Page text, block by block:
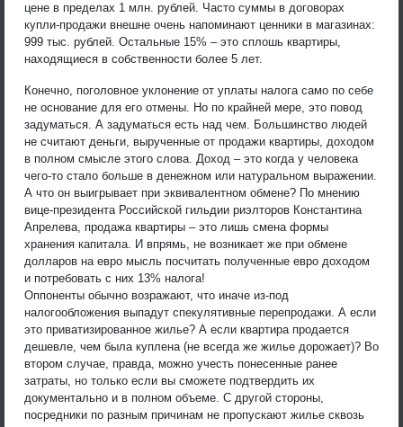
цене в пределах 1 млн. рублей. Часто суммы в договорах
купли-продажи внешне очень напоминают ценники в магазинах:
999 тыс. рублей. Остальные 15% – это сплошь квартиры,
находящиеся в собственности более 5 лет.
Конечно, поголовное уклонение от уплаты налога само по себе
не основание для его отмены. Но по крайней мере, это повод
задуматься. А задуматься есть над чем. Большинство людей
не считают деньги, вырученные от продажи квартиры, доходом
в полном смысле этого слова. Доход – это когда у человека
чего-то стало больше в денежном или натуральном выражении.
А что он выигрывает при эквивалентном обмене? По мнению
вице-президента Российской гильдии риэлторов Константина
Апрелева, продажа квартиры – это лишь смена формы
хранения капитала. И впрямь, не возникает же при обмене
долларов на евро мысль посчитать полученные евро доходом
и потребовать с них 13% налога!
Оппоненты обычно возражают, что иначе из-под
налогообложения выпадут спекулятивные перепродажи. А если
это приватизированное жилье? А если квартира продается
дешевле, чем была куплена (не всегда же жилье дорожает)? Во
втором случае, правда, можно учесть понесенные ранее
затраты, но только если вы сможете подтвердить их
документально и в полном объеме. С другой стороны,
посредники по разным причинам не пропускают жилье сквозь